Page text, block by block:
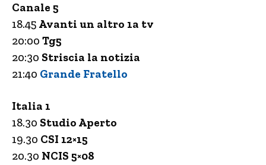
Canale 5
18.45 Avanti un altro 1a tv
20:00 Tg5
20:30 Striscia la notizia
21:40 Grande Fratello
Italia 1
18.30 Studio Aperto
19.30 CSI 12×15
20.30 NCIS 5×08